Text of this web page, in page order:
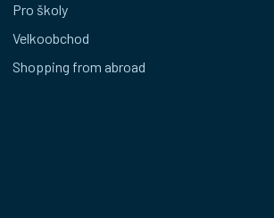
Pro školy
Velkoobchod
Shopping from abroad